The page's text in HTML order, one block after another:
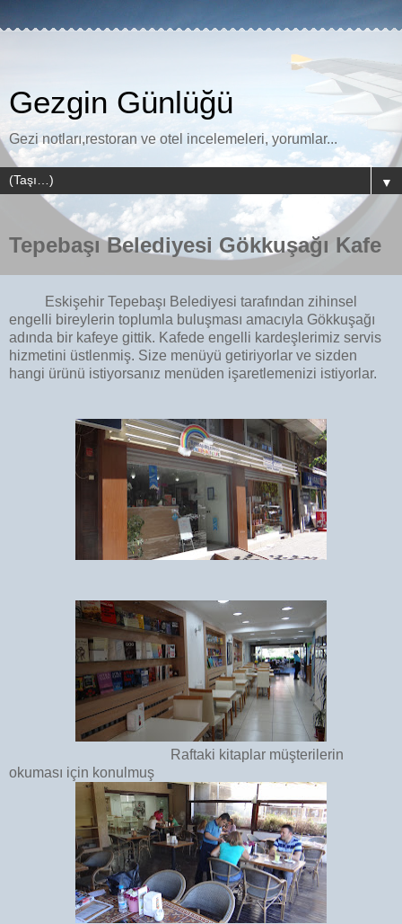
Gezgin Günlüğü
Gezi notları,restoran ve otel incelemeleri, yorumlar...
▼
Tepebaşı Belediyesi Gökkuşağı Kafe
Eskişehir Tepebaşı Belediyesi tarafından zihinsel
engelli bireylerin toplumla buluşması amacıyla Gökkuşağı
adında bir kafeye gittik. Kafede engelli kardeşlerimiz servis
hizmetini üstlenmiş. Size menüyü getiriyorlar ve sizden
hangi ürünü istiyorsanız menüden işaretlemenizi istiyorlar.
Raftaki kitaplar müşterilerin
okuması için konulmuş